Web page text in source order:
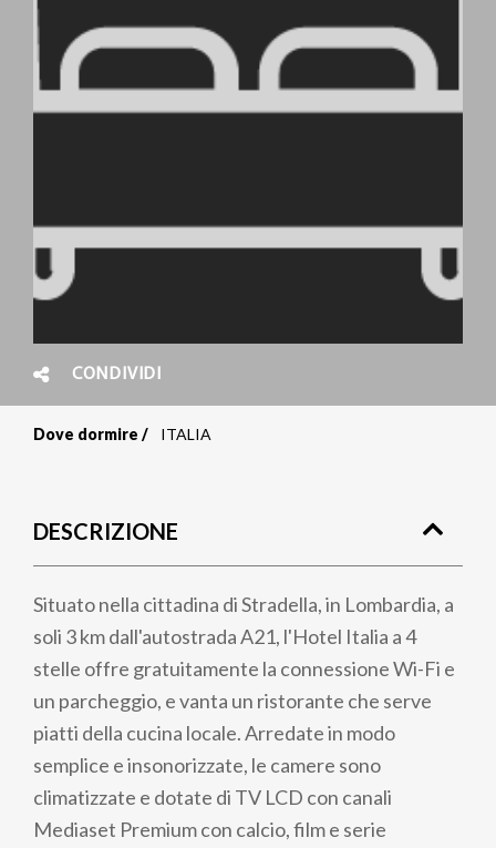
CONDIVIDI
pane
Dove dormire ITALIA
DESCRIZIONE
Situato nella cittadina di Stradella, in Lombardia, a
soli 3 km dall'autostrada A21, l'Hotel Italia a 4
stelle offre gratuitamente la connessione Wi-Fi e
un parcheggio, e vanta un ristorante che serve
piatti della cucina locale. Arredate in modo
semplice e insonorizzate, le camere sono
climatizzate e dotate di TV LCD con canali
Mediaset Premium con calcio, film e serie